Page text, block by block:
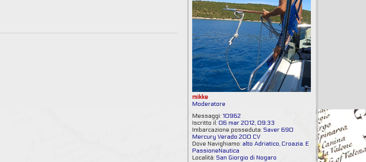
mikke
Moderatore
Messaggi: 10962
Iscritto il: 06 mar 2012, 09:33
Imbarcazione posseduta: Saver 690
Mercury Verado 200 CV
Dove Navighiamo: alto Adriatico, Croazia. E
PassioneNautica
Località: San Giorgio di Nogaro